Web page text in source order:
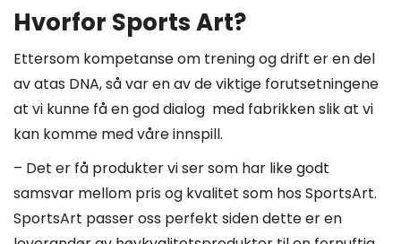
Hvorfor Sports Art?
Ettersom kompetanse om trening og drift er en del
av atas DNA, så var en av de viktige forutsetningene
at vi kunne få en god dialog med fabrikken slik at vi
kan komme med våre innspill.
– Det er få produkter vi ser som har like godt
samsvar mellom pris og kvalitet som hos SportsArt.
SportsArt passer oss perfekt siden dette er en